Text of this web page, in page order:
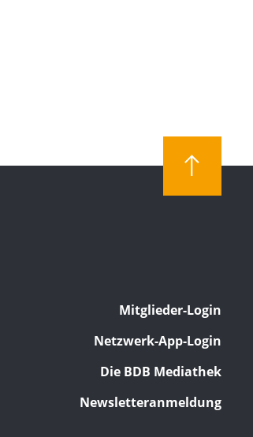
Mitglieder-Login
Netzwerk-App-Login
Die BDB Mediathek
Newsletteranmeldung